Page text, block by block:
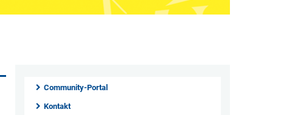
Community-Portal
Kontakt